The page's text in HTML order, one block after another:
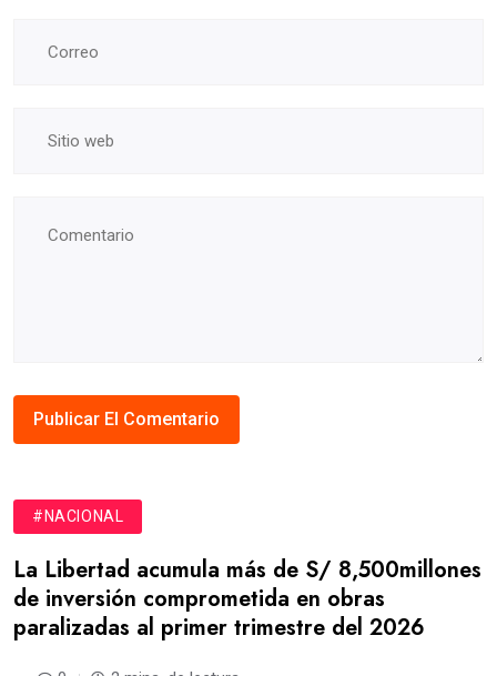
#NACIONAL
La Libertad acumula más de S/ 8,500millones
de inversión comprometida en obras
paralizadas al primer trimestre del 2026